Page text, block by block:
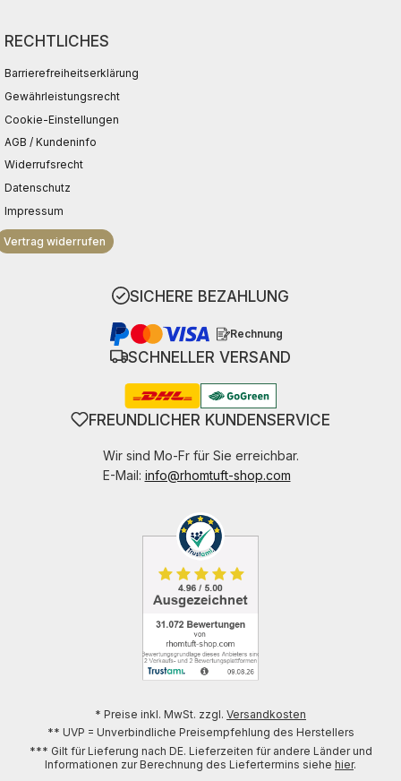
RECHTLICHES
Barrierefreiheitserklärung
Gewährleistungsrecht
Cookie-Einstellungen
AGB / Kundeninfo
Widerrufsrecht
Datenschutz
Impressum
Vertrag widerrufen
SICHERE BEZAHLUNG
Rechnung
SCHNELLER VERSAND
FREUNDLICHER KUNDENSERVICE
Wir sind Mo-Fr für Sie erreichbar.
E-Mail: info@rhomtuft-shop.com
* Preise inkl. MwSt. zzgl. Versandkosten
** UVP = Unverbindliche Preisempfehlung des Herstellers
*** Gilt für Lieferung nach DE. Lieferzeiten für andere Länder und
Informationen zur Berechnung des Liefertermins siehe hier.